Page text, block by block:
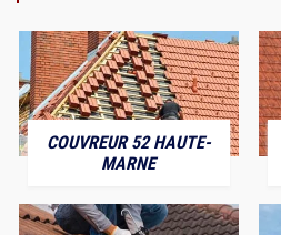
COUVREUR 52 HAUTE-
MARNE